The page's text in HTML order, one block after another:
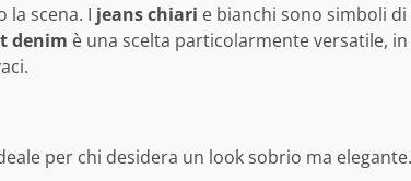
la scena. I jeans chiari e bianchi sono simboli di
denim è una scelta particolarmente versatile, in
per chi desidera un look sobrio ma elegante.